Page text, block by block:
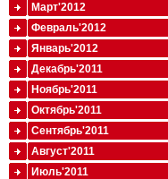
Март'2012
Февраль'2012
Январь'2012
Декабрь'2011
Ноябрь'2011
Октябрь'2011
Сентябрь'2011
Август'2011
Июль'2011